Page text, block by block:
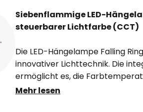
Siebenflammige LED-
steuerbarer Lichtfarbe (CCT)
Die LED-Hängelampe Falling
innovativer Lichttechnik. Die
ermöglicht es, die
Warmweiß bis zur Lichtfarbe
Mehr lesen